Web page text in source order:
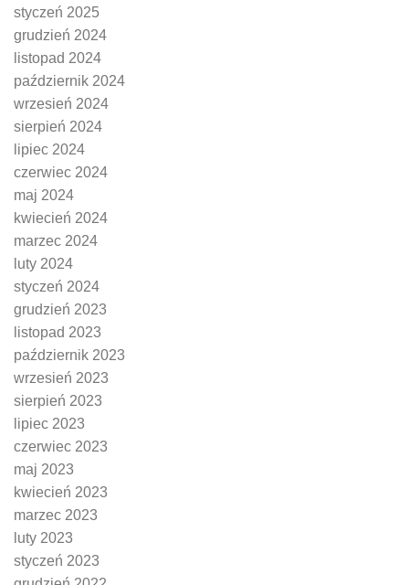
styczeń 2025
grudzień 2024
listopad 2024
październik 2024
wrzesień 2024
sierpień 2024
lipiec 2024
czerwiec 2024
maj 2024
kwiecień 2024
marzec 2024
luty 2024
styczeń 2024
grudzień 2023
listopad 2023
październik 2023
wrzesień 2023
sierpień 2023
lipiec 2023
czerwiec 2023
maj 2023
kwiecień 2023
marzec 2023
luty 2023
styczeń 2023